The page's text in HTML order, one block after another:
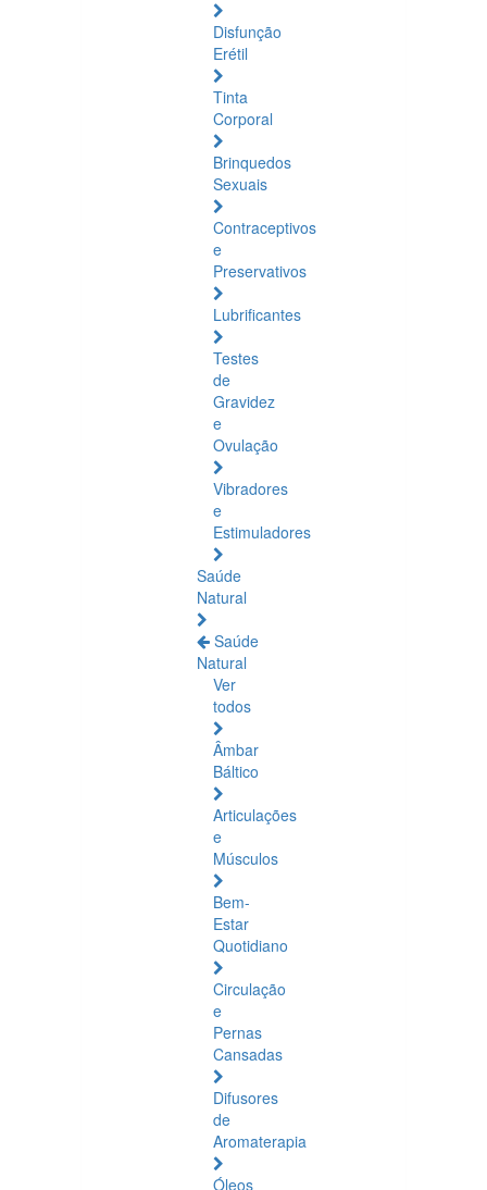
Disfunção
Erétil
Tinta
Corporal
Brinquedos
Sexuais
Contraceptivos
e
Preservativos
Lubrificantes
Testes
de
Gravidez
e
Ovulação
Vibradores
e
Estimuladores
Saúde
Natural
Saúde
Natural
Ver
todos
Âmbar
Báltico
Articulações
e
Músculos
Bem-
Estar
Quotidiano
Circulação
e
Pernas
Cansadas
Difusores
de
Aromaterapia
Óleos